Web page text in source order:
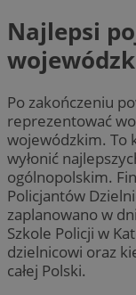
Najlepsi
Po zakończeniu
reprezentować
wojewódzkim. To
wyłonić
ogólnopolskim.
Policjantów
zaplanowano w
Szkole Policji w
dzielnicowi oraz
całej Polski.